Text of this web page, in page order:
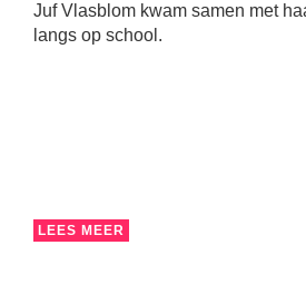
Juf Vlasblom kwam samen met
langs op school.
LEES MEER